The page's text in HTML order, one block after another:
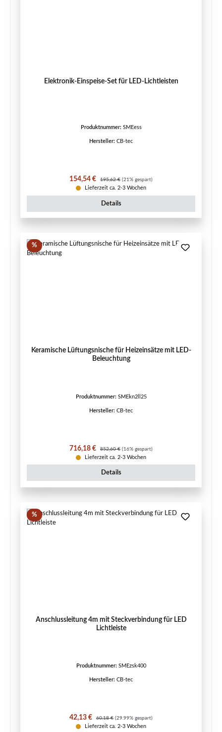
Elektronik-Einspeise-Set für LED-Lichtleisten
Produktnummer: SMEess
Hersteller: CB-tec
Verkaufspreis:
154,54 € Regulärer Preis:
195,62 € (21% gespart)
Lieferzeit ca. 2-3 Wochen
Details
%Rabatt
Keramische Lüftungsnische für Heizeinsätze mit LED-
Beleuchtung
Produktnummer: SMEkn2ll25
Hersteller: CB-tec
Verkaufspreis:
716,18 € Regulärer Preis:
852,60 € (16% gespart)
Lieferzeit ca. 2-3 Wochen
Details
%Rabatt
Anschlussleitung 4m mit Steckverbindung für LED
Lichtleiste
Produktnummer: SMEzsk400
Hersteller: CB-tec
Verkaufspreis:
42,13 € Regulärer Preis:
60,18 € (29.99% gespart)
Lieferzeit ca. 2-3 Wochen